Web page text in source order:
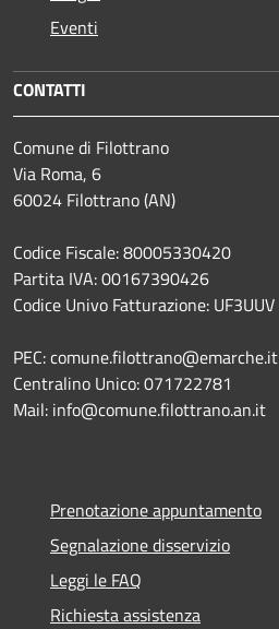
Eventi
CONTATTI
Comune di Filottrano
Via Roma, 6
60024 Filottrano (AN)
Codice Fiscale: 80005330420
Partita IVA: 00167390426
Codice Univo Fatturazione: UF3UUV
PEC: comune.filottrano@emarche.it
Centralino Unico: 071722781
Mail: info@comune.filottrano.an.it
Prenotazione appuntamento
Segnalazione disservizio
Leggi le FAQ
Richiesta assistenza